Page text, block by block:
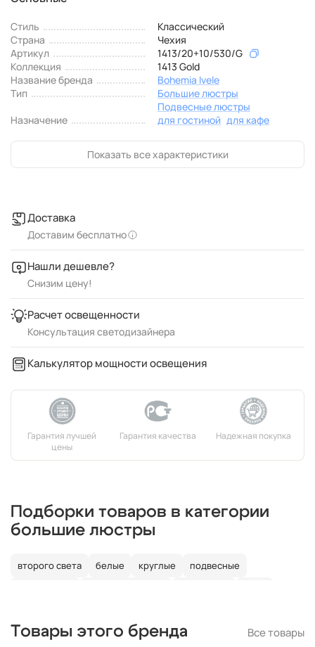
Стиль
Классический
Страна
Чехия
Артикул
1413/20+10/530/G
Коллекция
1413 Gold
Название бренда
Bohemia Ivele
Тип
Большие люстры
Подвесные люстры
Назначение
для гостиной для кафе
Показать все характеристики
Доставка
Доставим бесплатно
Нашли дешевле?
Снизим цену!
Расчет освещенности
Консультация светодизайнера
Калькулятор мощности освещения
Подборки товаров в категории
большие люстры
второго света белые круглые
подвесные
Товары этого бренда Все товары